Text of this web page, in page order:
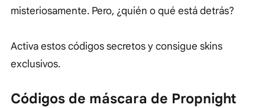
misteriosamente. Pero, ¿quién o qué está detrás?
Activa estos códigos secretos y consigue skins
exclusivos.
Códigos de máscara de Propnight